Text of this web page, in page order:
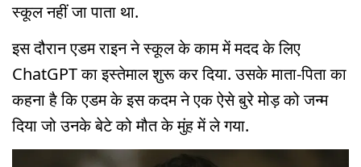
स्कूल नहीं जा पाता था.
इस दौरान एडम राइन ने स्कूल के काम में मदद के लिए
ChatGPT का इस्तेमाल शुरू कर दिया. उसके माता-पिता का
कहना है कि एडम के इस कदम ने एक ऐसे बुरे मोड़ को जन्म
दिया जो उनके बेटे को मौत के मुंह में ले गया.